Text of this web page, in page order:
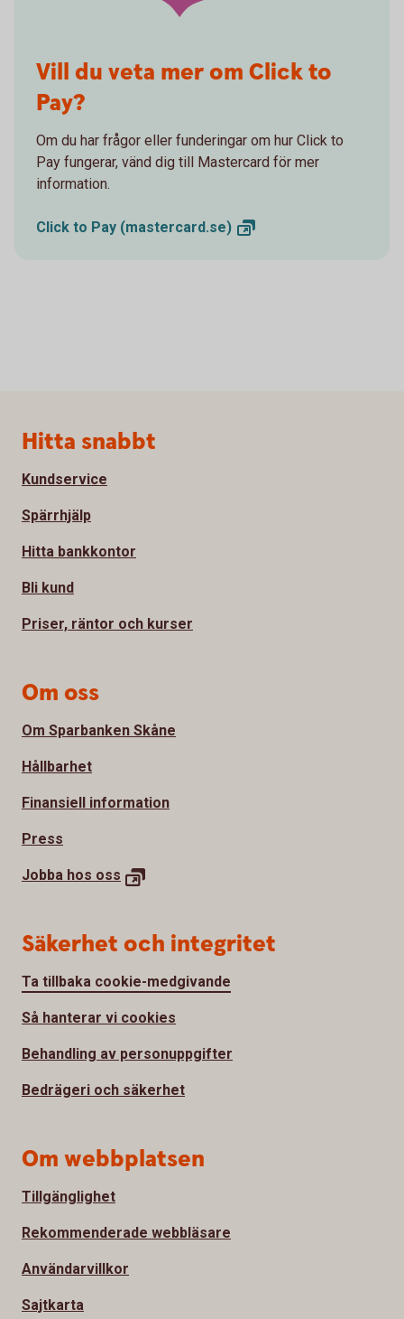
Vill du veta mer om Click to
Pay?
Om du har frågor eller funderingar om hur Click to
Pay fungerar, vänd dig till Mastercard för mer
information.
Click to Pay (mastercard.se)
Sidfot
Hitta snabbt
Kundservice
Spärrhjälp
Hitta bankkontor
Bli kund
Priser, räntor och kurser
Om oss
Om Sparbanken Skåne
Hållbarhet
Finansiell information
Press
Jobba hos oss
Säkerhet och integritet
Ta tillbaka cookie-medgivande
Så hanterar vi cookies
Behandling av personuppgifter
Bedrägeri och säkerhet
Om webbplatsen
Tillgänglighet
Rekommenderade webbläsare
Användarvillkor
Sajtkarta